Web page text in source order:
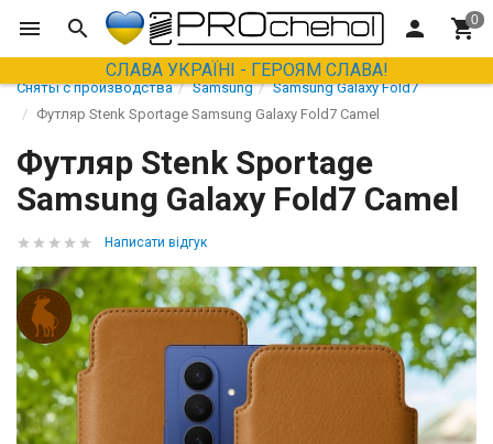
СЛАВА УКРАЇНІ - ГЕРОЯМ СЛАВА!
Сняты с производства Samsung
Samsung Galaxy Fold7
Футляр Stenk Sportage Samsung Galaxy Fold7 Camel
Футляр Stenk Sportage
Samsung Galaxy Fold7 Camel
Написати відгук